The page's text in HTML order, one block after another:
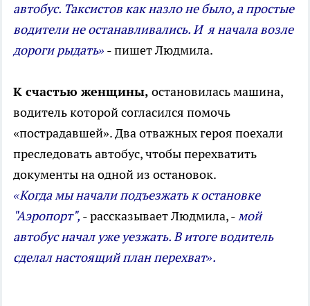
автобус. Таксистов как назло не было, а простые
водители не останавливались. И я начала возле
дороги рыдать» - пишет Людмила.
К счастью женщины, остановилась машина,
водитель которой согласился помочь
«пострадавшей». Два отважных героя поехали
преследовать автобус, чтобы перехватить
документы на одной из остановок.
«Когда мы начали подъезжать к остановке
"Аэропорт", - рассказывает Людмила, -мой
автобус начал уже уезжать. В итоге водитель
сделал настоящий план перехват».